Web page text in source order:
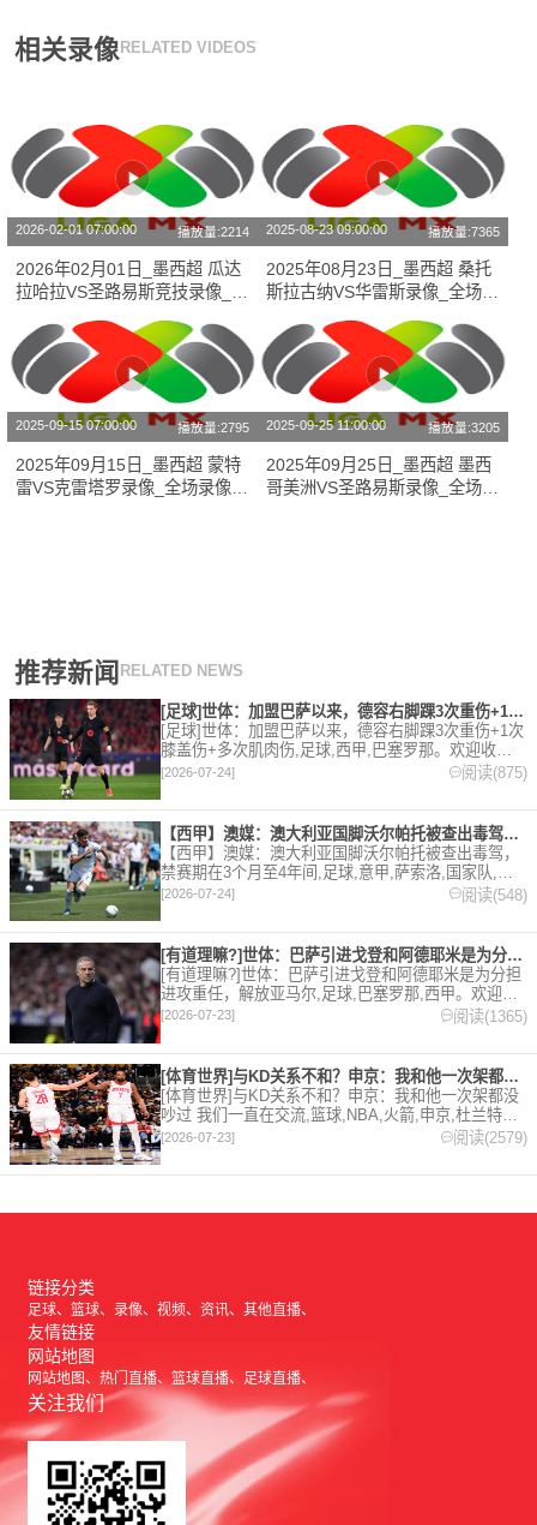
相关录像 RELATED VIDEOS
2026-02-01 07:00:00 播放量:2214
2026年02月01日_墨西超 瓜达
拉哈拉VS圣路易斯竞技录像_全
场录像【视频集锦】
2025-08-23 09:00:00 播放量:7365
2025年08月23日_墨西超 桑托
斯拉古纳VS华雷斯录像_全场录
像【高清回放】
2025-09-15 07:00:00 播放量:2795
2025年09月15日_墨西超 蒙特
雷VS克雷塔罗录像_全场录像
2025-09-25 11:00:00 播放量:3205
2025年09月25日_墨西超 墨西
哥美洲VS圣路易斯录像_全场录
推荐新闻 RELATED NEWS
[足球]世体：加盟巴萨以来，德容右脚踝3次重伤+1次膝盖伤+
[足球]世体：加盟巴萨以来，德容右脚踝3次重伤+1次
膝盖伤+多次肌肉伤,足球,西甲,巴塞罗那。欢迎收藏
本站，24小时为你更新最新的足球，篮球体育资讯。
[2026-07-24] 阅读(875)
【西甲】澳媒：澳大利亚国脚沃尔帕托被查出毒驾，禁赛期在3个月
【西甲】澳媒：澳大利亚国脚沃尔帕托被查出毒驾，
禁赛期在3个月至4年间,足球,意甲,萨索洛,国家队,澳
大利亚,英超,西甲,德甲,法甲,五洲。欢迎收藏本站，
[2026-07-24] 阅读(548)
[有道理嘛?]世体：巴萨引进戈登和阿德耶米是为分担进攻重任，
[有道理嘛?]世体：巴萨引进戈登和阿德耶米是为分担
进攻重任，解放亚马尔,足球,巴塞罗那,西甲。欢迎收
藏本站，24小时为你更新最新的足球，篮球体育资
[2026-07-23] 阅读(1365)
[体育世界]与KD关系不和？申京：我和他一次架都没吵过 我们
[体育世界]与KD关系不和？申京：我和他一次架都没
吵过 我们一直在交流,篮球,NBA,火箭,申京,杜兰特。
欢迎收藏本站，24小时为你更新最新的足球，篮球体
育资讯。
[2026-07-23] 阅读(2579)
链接分类
足球 篮球 录像 视频 资讯 其他直播
友情链接
网站地图
网站地图 热门直播 篮球直播 足球直播
关注我们